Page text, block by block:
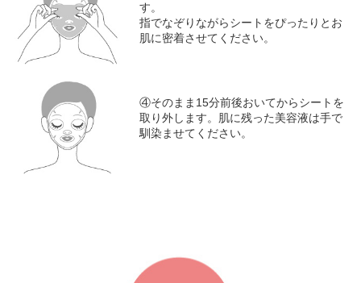
す。
指でなぞりながらシートをぴったりとお
肌に密着させてください。
④そのまま15分前後おいてからシートを
取り外します。肌に残った美容液は手で
馴染ませてください。